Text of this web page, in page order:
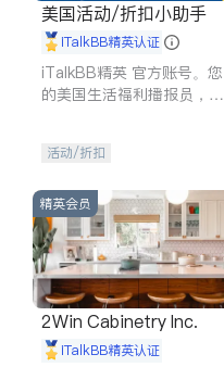
美国活动/折扣小助手
iTalkBB精英认证
iTalkBB精英 官方账号。您
的美国生活福利播报员，精
专属福利。
活动/折扣
精英会员
2Win Cabinetry Inc.
iTalkBB精英认证